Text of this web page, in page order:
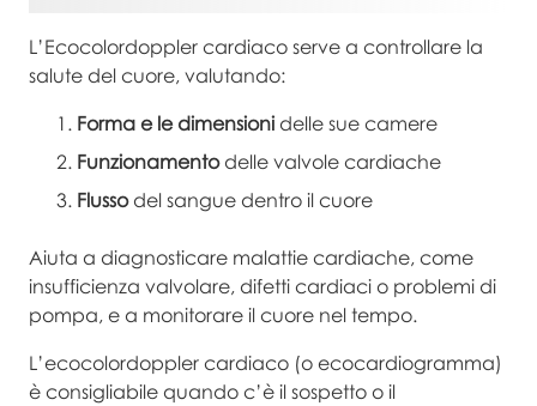
L’Ecocolordoppler cardiaco serve a controllare la
salute del cuore, valutando:
Forma e le dimensioni delle sue camere
Funzionamento delle valvole cardiache
Flusso del sangue dentro il cuore
Aiuta a diagnosticare malattie cardiache, come
insufficienza valvolare, difetti cardiaci o problemi di
pompa, e a monitorare il cuore nel tempo.
L’ecocolordoppler cardiaco (o ecocardiogramma)
è consigliabile quando c’è il sospetto o il